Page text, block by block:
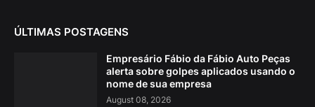
ÚLTIMAS POSTAGENS
Empresário Fábio da Fábio Auto Peças
alerta sobre golpes aplicados usando o
nome de sua empresa
August 08, 2026